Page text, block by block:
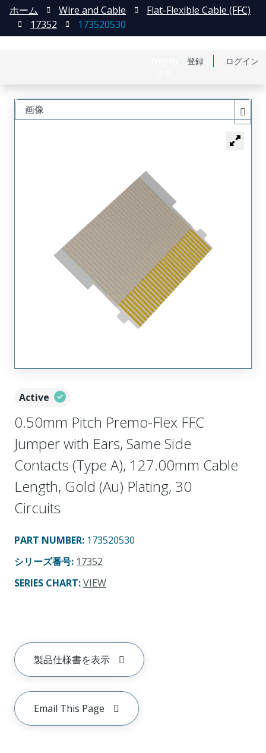
登録 ログイン
ホーム Wire and Cable
Flat-Flexible Cable (FFC)
17352
173520530
Active
0.50mm Pitch Premo-Flex FFC
Jumper with Ears, Same Side
Contacts (Type A), 127.00mm Cable
Length, Gold (Au) Plating, 30
Circuits
PART NUMBER: 173520530
シリーズ番号: 17352
SERIES CHART:VIEW
製品仕様書を表示
Email This Page
画像